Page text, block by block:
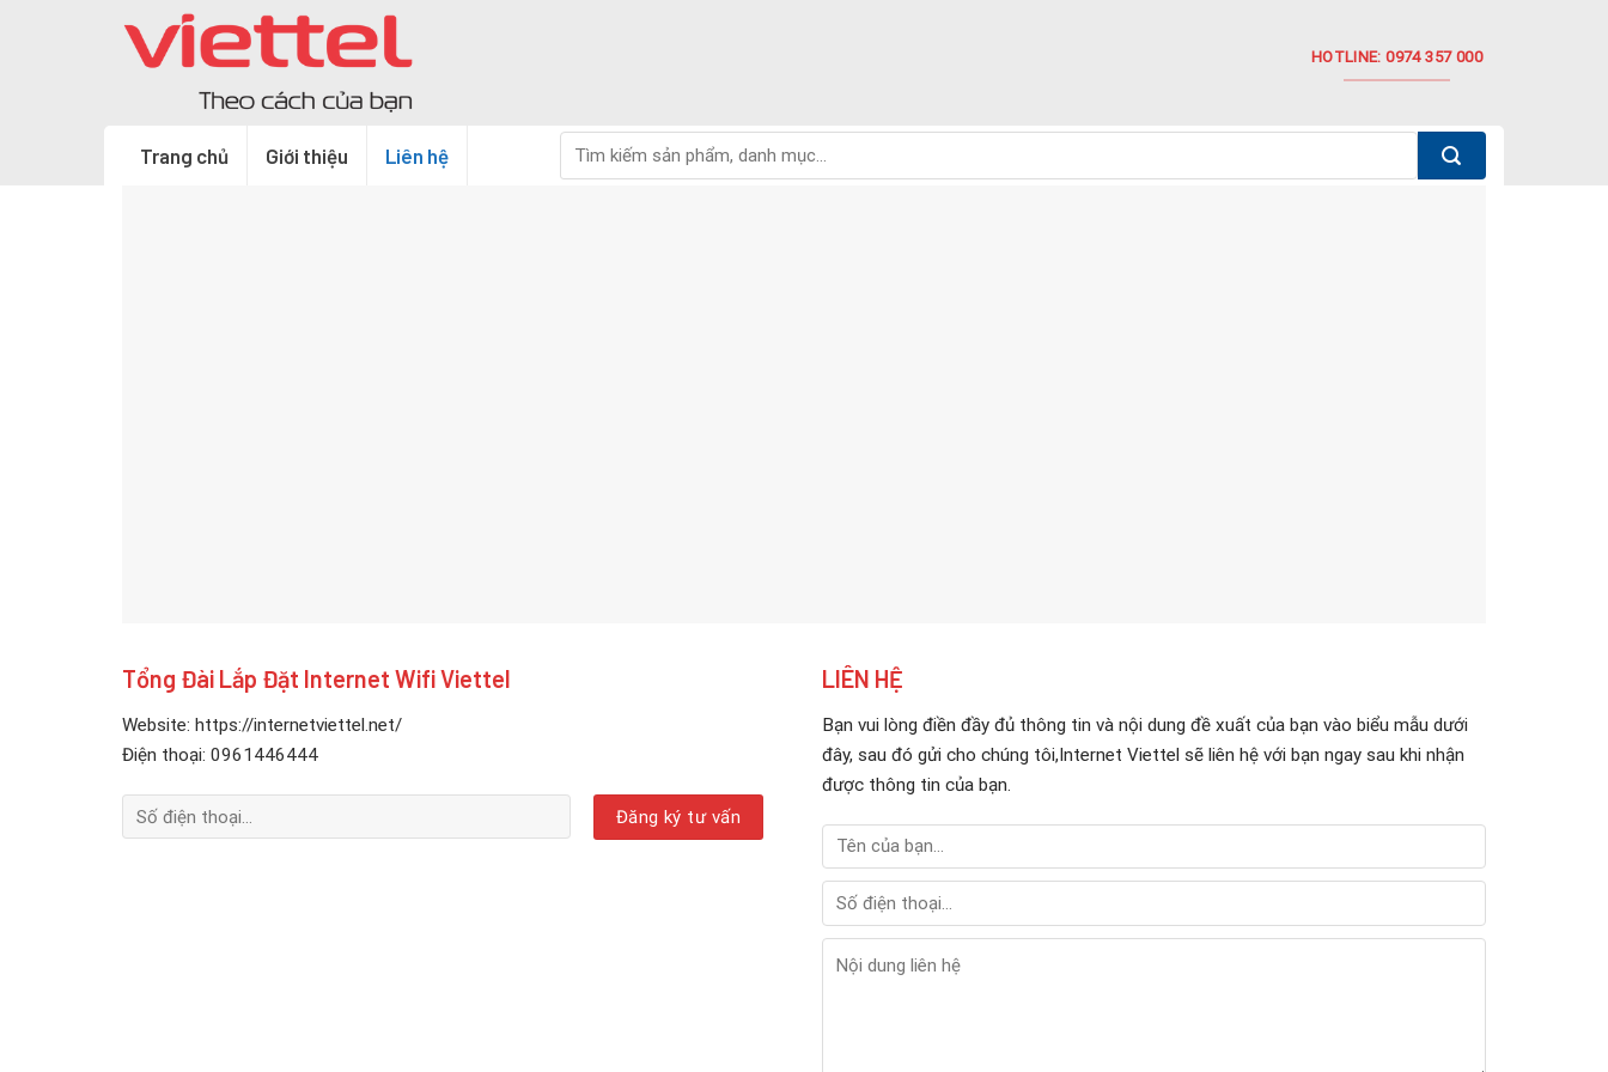
HOTLINE: 0974 357 000
Trang chủ Giới thiệu Liên hệ
kiếm:
Tổng Đài Lắp Đặt Internet Wifi Viettel
Website: https://internetviettel.net/
Điện thoại: 0961446444
LIÊN HỆ
Bạn vui lòng điền đầy đủ thông tin và nội dung đề xuất của bạn vào biểu mẫu dưới
đây, sau đó gửi cho chúng tôi,Internet Viettel sẽ liên hệ với bạn ngay sau khi nhận
được thông tin của bạn.